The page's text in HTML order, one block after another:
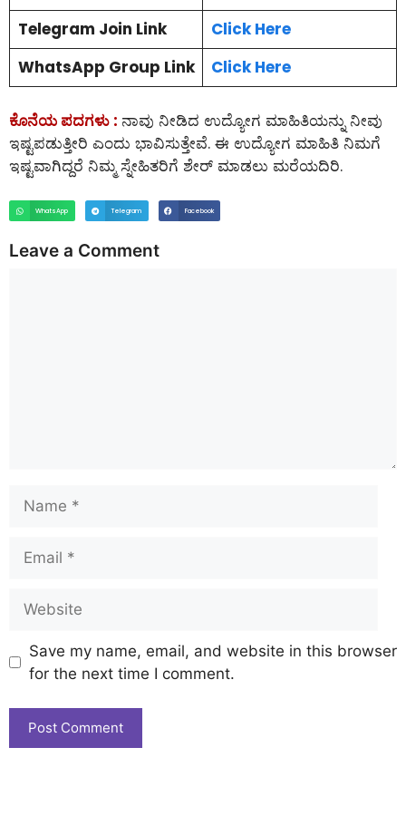
Telegram Join Link
Click Here
WhatsApp Group Link
Click Here
ಕೊನೆಯ ಪದಗಳು : ನಾವು ನೀಡಿದ ಉದ್ಯೋಗ ಮಾಹಿತಿಯನ್ನು ನೀವು
ಇಷ್ಟಪಡುತ್ತೀರಿ ಎಂದು ಭಾವಿಸುತ್ತೇವೆ. ಈ ಉದ್ಯೋಗ ಮಾಹಿತಿ ನಿಮಗೆ
ಇಷ್ಟವಾಗಿದ್ದರೆ ನಿಮ್ಮ ಸ್ನೇಹಿತರಿಗೆ ಶೇರ್ ಮಾಡಲು ಮರೆಯದಿರಿ.
WhatsApp Telegram Facebook
Leave a Comment
Save my name, email, and website in this browser
for the next time I comment.